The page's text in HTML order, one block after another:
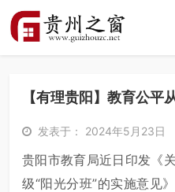
【有理贵阳】教育公平
发表于： 2024年5月23日
贵阳市教育局近日印发《
级“阳光分班”的实施意见